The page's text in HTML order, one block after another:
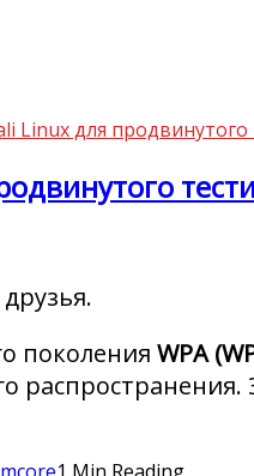
Linux для
поколения WPA
распространения.